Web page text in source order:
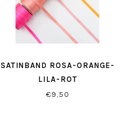
SATINBAND ROSA-ORANGE-
LILA-ROT
€9,50